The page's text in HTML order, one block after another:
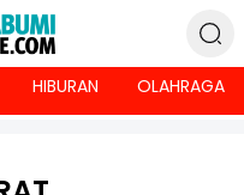
HIBURAN OLAHRAGA